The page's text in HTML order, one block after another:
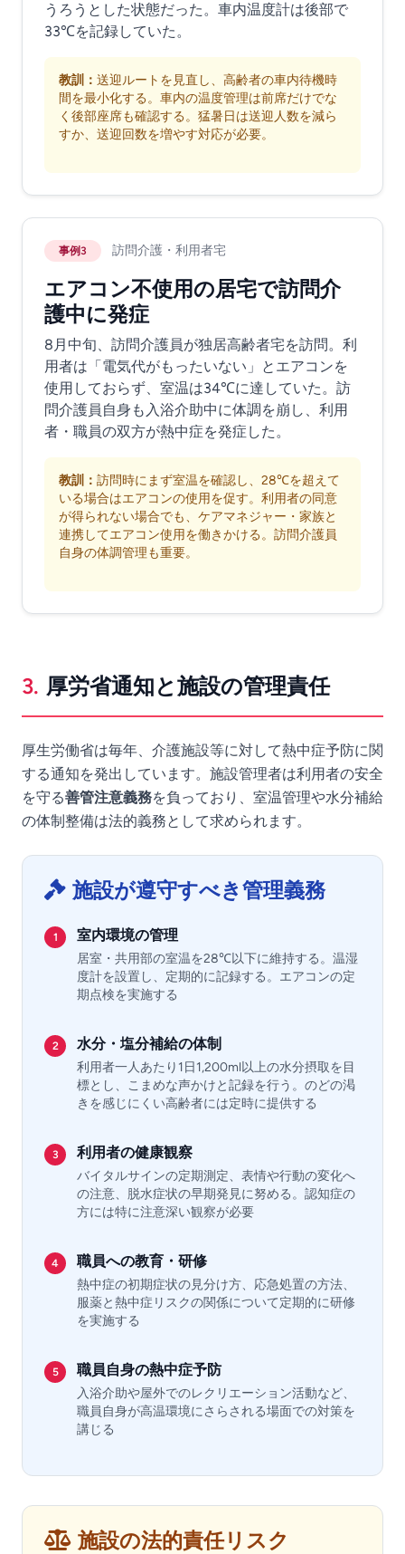
うろうとした状態だった。車内温度計は後部で
33℃を記録していた。
教訓： 送迎ルートを見直し、高齢者の車内待機時
間を最小化する。車内の温度管理は前席だけでな
く後部座席も確認する。猛暑日は送迎人数を減ら
すか、送迎回数を増やす対応が必要。
事例3 訪問介護・利用者宅
エアコン不使用の居宅で訪問介
護中に発症
8月中旬、訪問介護員が独居高齢者宅を訪問。利
用者は「電気代がもったいない」とエアコンを
使用しておらず、室温は34℃に達していた。訪
問介護員自身も入浴介助中に体調を崩し、利用
者・職員の双方が熱中症を発症した。
教訓： 訪問時にまず室温を確認し、28℃を超えて
いる場合はエアコンの使用を促す。利用者の同意
が得られない場合でも、ケアマネジャー・家族と
連携してエアコン使用を働きかける。訪問介護員
自身の体調管理も重要。
3. 厚労省通知と施設の管理責任
厚生労働省は毎年、介護施設等に対して熱中症予防に関
する通知を発出しています。施設管理者は利用者の安全
を守る善管注意義務を負っており、室温管理や水分補給
の体制整備は法的義務として求められます。
施設が遵守すべき管理義務
1 室内環境の管理
居室・共用部の室温を28℃以下に維持する。温湿
度計を設置し、定期的に記録する。エアコンの定
期点検を実施する
2 水分・塩分補給の体制
利用者一人あたり1日1,200ml以上の水分摂取を目
標とし、こまめな声かけと記録を行う。のどの渇
きを感じにくい高齢者には定時に提供する
3 利用者の健康観察
バイタルサインの定期測定、表情や行動の変化へ
の注意、脱水症状の早期発見に努める。認知症の
方には特に注意深い観察が必要
4 職員への教育・研修
熱中症の初期症状の見分け方、応急処置の方法、
服薬と熱中症リスクの関係について定期的に研修
を実施する
5 職員自身の熱中症予防
入浴介助や屋外でのレクリエーション活動など、
職員自身が高温環境にさらされる場面での対策を
講じる
施設の法的責任リスク